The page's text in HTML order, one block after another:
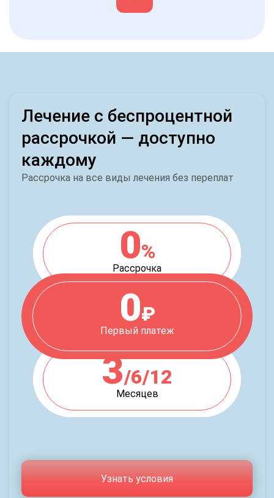
Лечение с беспроцентной
рассрочкой — доступно
каждому
Рассрочка на все виды лечения без переплат
0%
Рассрочка
0₽
Первый платеж
3/6/12
Месяцев
Узнать условия